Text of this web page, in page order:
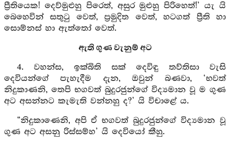
ප්‍රීතියෙක! දෙව්මුළුහු පිරෙත්, අසුර මුළුහු පිරිහෙත්!’ යැ යි
බෙහෙවින් සතුටු වෙත්, ප්‍රමුදිත වෙත්, හටගත් ප්‍රීති හා
සොම්නස් හා ඇත්තෝ වෙත්.
ඇති ගුණ වැනුම් අට
4. වහන්ස, ඉක්බිති සක් දෙවිඳු තව්තිසා වැසි
දෙවියන්ගේ පැහැදීම දැන, ඔවුන් බණවා, ‘භවත්
නිදුකාණනි, තෙපි භගවත් බුදුරජුන්ගේ විද්‍යමාන වූ ම ගුණ
අට අසන්නට කැමැති වන්නහු ද?’ යි විචාළේ ය.
“නිදුකාණෙනි, අපි ඒ භගවත් බුදුරජුන්ගේ විද්‍යමාන වූ
ගුණ අට අසනු රිස්සම්හ’ යි දෙවියෝ කීහු.